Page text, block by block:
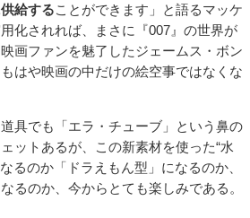
給することができます」と語るマッケ
化されれば、まさに『007』の世界が
画ファンを魅了したジェームス・ボン
はや映画の中だけの絵空事ではなくな
具でも「エラ・チューブ」という鼻の
ットあるが、この新素材を使った“水
るのか「ドラえもん型」になるのか、
るのか、今からとても楽しみである。